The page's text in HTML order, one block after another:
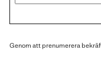
Genom att prenumerera